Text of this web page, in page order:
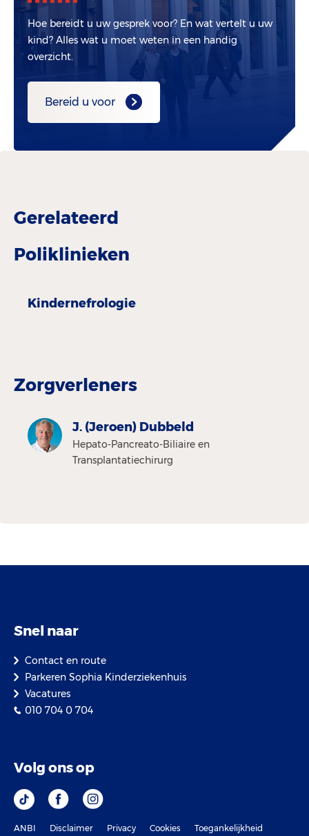
Hoe bereidt u uw gesprek voor? En wat vertelt u uw
kind? Alles wat u moet weten in een handig
overzicht.
Bereid u voor
Gerelateerd
Poliklinieken
Kindernefrologie
Zorgverleners
J. (Jeroen) Dubbeld
Hepato-Pancreato-Biliaire en
Transplantatiechirurg
Snel naar
Contact en route
Parkeren Sophia Kinderziekenhuis
Vacatures
010 704 0 704
Volg ons op
ANBI Disclaimer Privacy Cookies Toegankelijkheid